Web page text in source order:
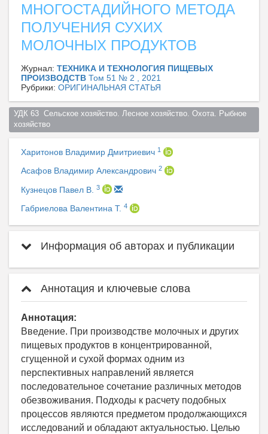
МНОГОСТАДИЙНОГО МЕТОДА
ПОЛУЧЕНИЯ СУХИХ
МОЛОЧНЫХ ПРОДУКТОВ
Журнал: ТЕХНИКА И ТЕХНОЛОГИЯ ПИЩЕВЫХ
ПРОИЗВОДСТВ Том 51 № 2 , 2021
Рубрики: ОРИГИНАЛЬНАЯ СТАТЬЯ
УДК 63  Сельское хозяйство. Лесное хозяйство. Охота. Рыбное
хозяйство
Харитонов Владимир Дмитриевич 1
Асафов Владимир Александрович 2
Кузнецов Павел В. 3
Габриелова Валентина Т. 4
Информация об авторах и публикации
Аннотация и ключевые слова
Аннотация:
Введение. При производстве молочных и других
пищевых продуктов в концентрированной,
сгущенной и сухой формах одним из
перспективных направлений является
последовательное сочетание различных методов
обезвоживания. Подходы к расчету подобных
процессов являются предметом продолжающихся
исследований и обладают актуальностью. Целью